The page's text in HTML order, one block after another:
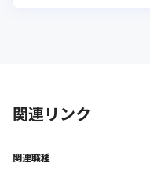
関連リンク
関連職種